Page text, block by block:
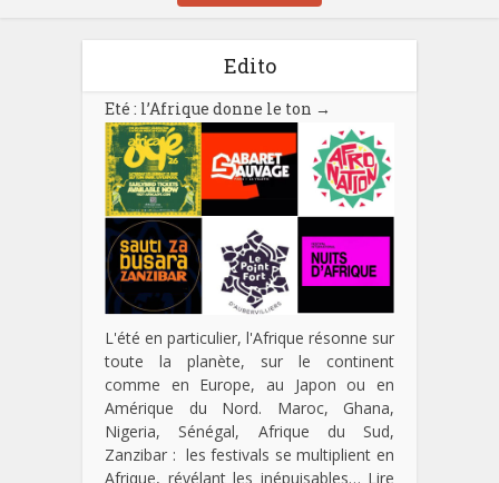
Edito
Eté : l’Afrique donne le ton →
L'été en particulier, l'Afrique résonne sur
toute la planète, sur le continent
comme en Europe, au Japon ou en
Amérique du Nord. Maroc, Ghana,
Nigeria, Sénégal, Afrique du Sud,
Zanzibar : les festivals se multiplient en
Afrique, révélant les inépuisables… Lire